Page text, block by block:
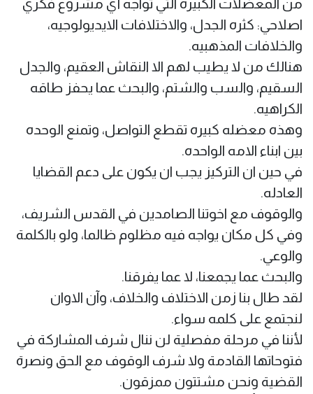
من المعضلات الكبيره التي تواجه أي مشروع فكري
اصلاحي: كثره الجدل، والاختلافات الايديولوجيه،
والخلافات المذهبيه.
هنالك من لا يطيب لهم الا النقاش العقيم، والجدل
السقيم، والسب والشتم، والبحث عما يحفز طاقه
الكراهيه.
وهذه معضله كبيره تقطع التواصل، وتمنع الوحده
بين ابناء الامه الواحده.
في حين ان التركيز يجب ان يكون على دعم القضايا
العادله.
والوقوف مع اخوتنا الصامدين في القدس الشريف،
وفي كل مكان يواجه فيه مظلوم ظالما، ولو بالكلمة
والوعي.
والبحث عما يجمعنا، لا عما يفرقنا.
لقد طال بنا زمن الاختلاف والخلاف، وآن الاوان
لنجتمع على كلمه سواء.
لأننا في مرحلة مفصلية لن ننال شرف المشاركة في
فتوحاتها القادمة ولا شرف الوقوف مع الحق ونصرة
القضية ونحن مشتتون ممزقون.